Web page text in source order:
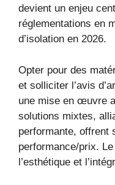
devient un enjeu
réglementations en
d’isolation en 2026.
Opter pour des
et solliciter l’avis
une mise en œuvre
solutions mixtes,
performante, offrent
performance/prix.
l’esthétique et